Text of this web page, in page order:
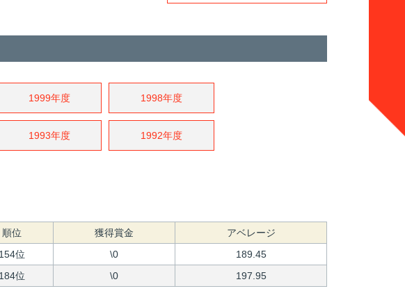
1999年度 1998年度
1993年度 1992年度
順位 獲得賞金
アベレージ
154位 \0
189.45
184位 \0 197.95